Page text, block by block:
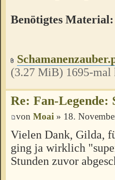
Benötigtes Material:
(3.27 MiB) 1695-mal
Re: Fan-Legende:
von Moai » 18.
Vielen Dank, Gilda,
ging ja wirklich
Stunden zuvor